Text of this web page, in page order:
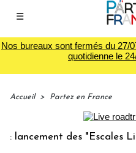
☰
Nos bureaux sont fermés du 27/
quotidienne le
Accueil > Partez en France
des "Escales